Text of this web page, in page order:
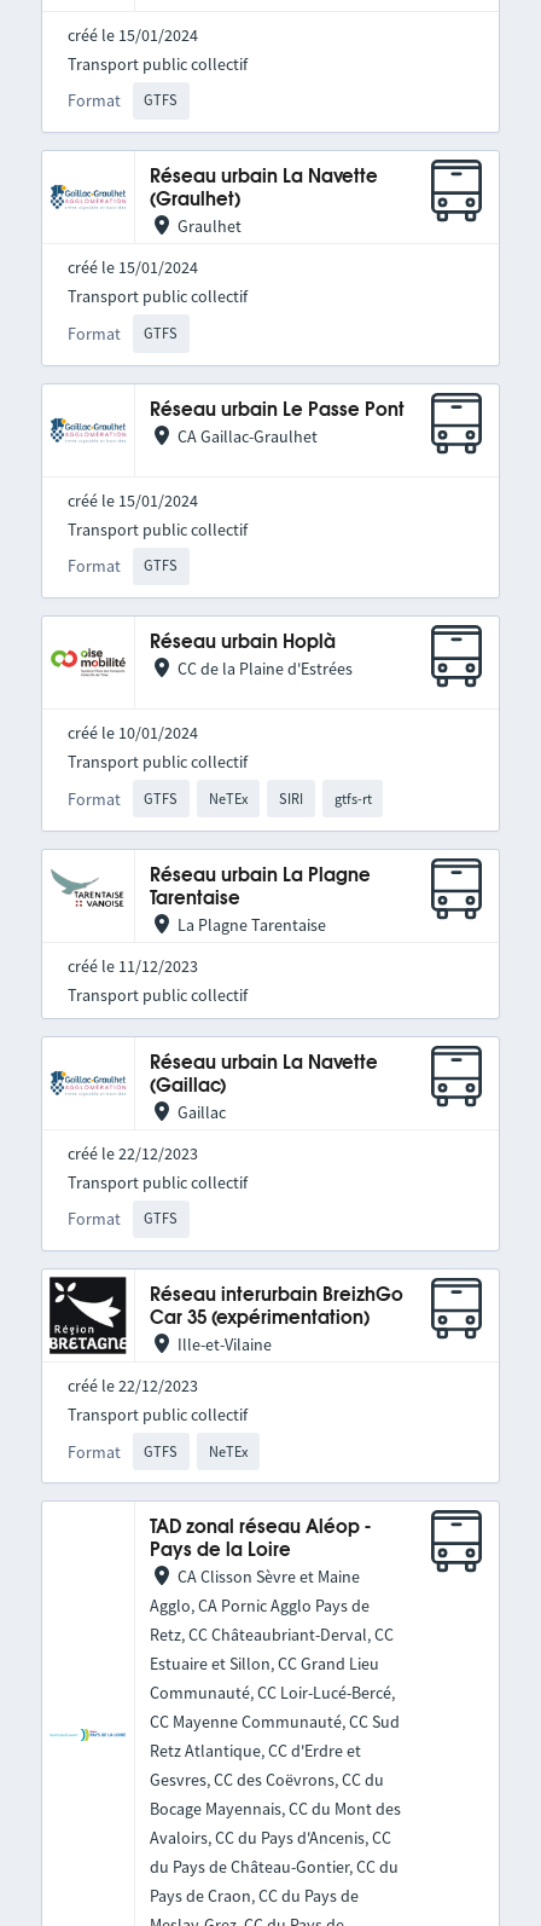
créé le 15/01/2024
Format GTFS
Transport public collectif
Réseau urbain La Navette
(Graulhet)
Graulhet
créé le 15/01/2024
Format GTFS
Transport public collectif
Réseau urbain Le Passe Pont
CA Gaillac-Graulhet
créé le 15/01/2024
Format GTFS
Transport public collectif
Réseau urbain Hoplà
CC de la Plaine d'Estrées
créé le 10/01/2024
Format GTFS NeTEx SIRI gtfs-rt
Transport public collectif
Réseau urbain La Plagne
Tarentaise
La Plagne Tarentaise
créé le 11/12/2023
Transport public collectif
Réseau urbain La Navette
(Gaillac)
Gaillac
créé le 22/12/2023
Format GTFS
Transport public collectif
Réseau interurbain BreizhGo
Car 35 (expérimentation)
Ille-et-Vilaine
créé le 22/12/2023
Format GTFS NeTEx
Transport public collectif
TAD zonal réseau Aléop -
Pays de la Loire
CA Clisson Sèvre et Maine
Agglo, CA Pornic Agglo Pays de
Retz, CC Châteaubriant-Derval, CC
Estuaire et Sillon, CC Grand Lieu
Communauté, CC Loir-Lucé-Bercé,
CC Mayenne Communauté, CC Sud
Retz Atlantique, CC d'Erdre et
Gesvres, CC des Coëvrons, CC du
Bocage Mayennais, CC du Mont des
Avaloirs, CC du Pays d'Ancenis, CC
du Pays de Château-Gontier, CC du
Pays de Craon, CC du Pays de